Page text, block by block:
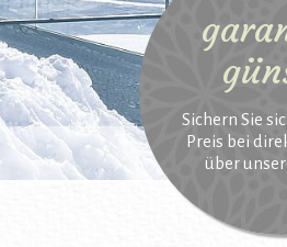
Sichern Sie
Preis bei
über